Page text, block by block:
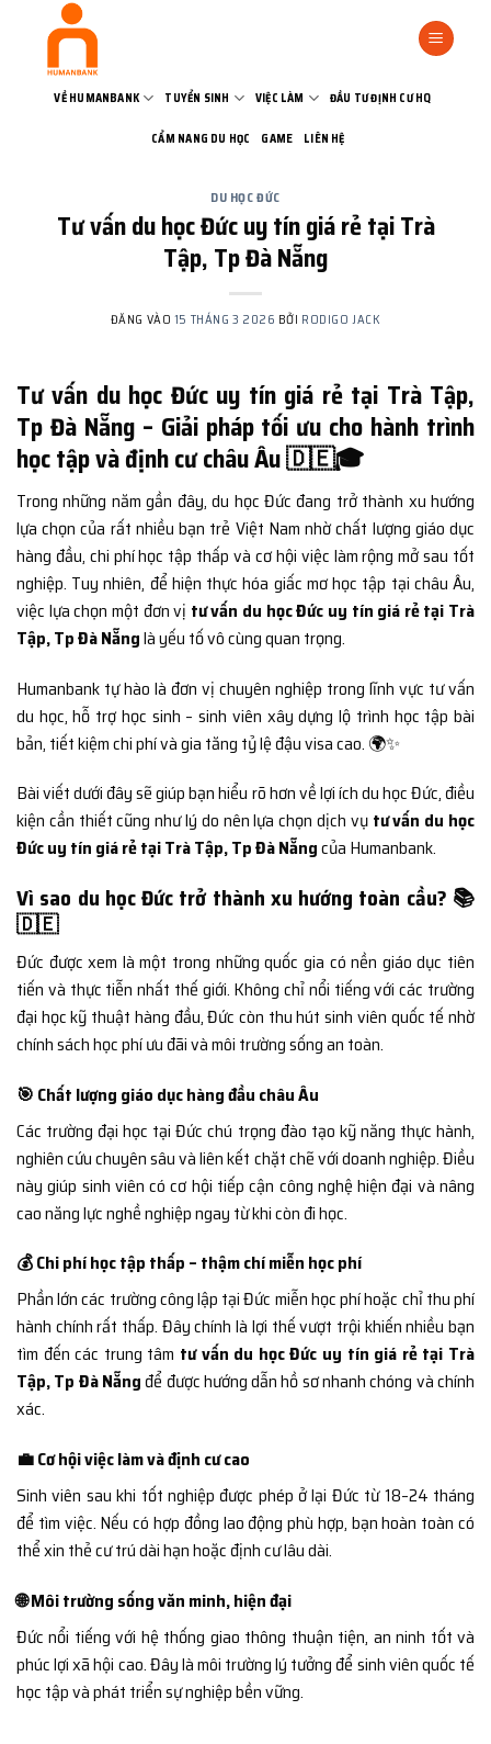
VỀ HUMANBANK TUYỂN SINH VIỆC LÀM ĐẦU TƯ ĐỊNH CƯ HQ
CẨM NANG DU HỌC GAME LIÊN HỆ
DU HỌC ĐỨC
Tư vấn du học Đức uy tín giá rẻ tại Trà
Tập, Tp Đà Nẵng
ĐĂNG VÀO 15 THÁNG 3 2026 BỞI RODIGO JACK
Tư vấn du học Đức uy tín giá rẻ tại Trà Tập,
Tp Đà Nẵng – Giải pháp tối ưu cho hành trình
học tập và định cư châu Âu 🇩🇪🎓
Trong những năm gần đây, du học Đức đang trở thành xu hướng
lựa chọn của rất nhiều bạn trẻ Việt Nam nhờ chất lượng giáo dục
hàng đầu, chi phí học tập thấp và cơ hội việc làm rộng mở sau tốt
nghiệp. Tuy nhiên, để hiện thực hóa giấc mơ học tập tại châu Âu,
việc lựa chọn một đơn vị tư vấn du học Đức uy tín giá rẻ tại Trà
Tập, Tp Đà Nẵnglà yếu tố vô cùng quan trọng.
Humanbank tự hào là đơn vị chuyên nghiệp trong lĩnh vực tư vấn
du học, hỗ trợ học sinh – sinh viên xây dựng lộ trình học tập bài
bản, tiết kiệm chi phí và gia tăng tỷ lệ đậu visa cao. 🌍✨
Bài viết dưới đây sẽ giúp bạn hiểu rõ hơn về lợi ích du học Đức, điều
kiện cần thiết cũng như lý do nên lựa chọn dịch vụ tư vấn du học
Đức uy tín giá rẻ tại Trà Tập, Tp Đà Nẵngcủa Humanbank.
Vì sao du học Đức trở thành xu hướng toàn cầu? 📚
🇩🇪
Đức được xem là một trong những quốc gia có nền giáo dục tiên
tiến và thực tiễn nhất thế giới. Không chỉ nổi tiếng với các trường
đại học kỹ thuật hàng đầu, Đức còn thu hút sinh viên quốc tế nhờ
chính sách học phí ưu đãi và môi trường sống an toàn.
🎯 Chất lượng giáo dục hàng đầu châu Âu
Các trường đại học tại Đức chú trọng đào tạo kỹ năng thực hành,
nghiên cứu chuyên sâu và liên kết chặt chẽ với doanh nghiệp. Điều
này giúp sinh viên có cơ hội tiếp cận công nghệ hiện đại và nâng
cao năng lực nghề nghiệp ngay từ khi còn đi học.
💰 Chi phí học tập thấp – thậm chí miễn học phí
Phần lớn các trường công lập tại Đức miễn học phí hoặc chỉ thu phí
hành chính rất thấp. Đây chính là lợi thế vượt trội khiến nhiều bạn
tìm đến các trung tâm tư vấn du học Đức uy tín giá rẻ tại Trà
Tập, Tp Đà Nẵngđể được hướng dẫn hồ sơ nhanh chóng và chính
xác.
💼 Cơ hội việc làm và định cư cao
Sinh viên sau khi tốt nghiệp được phép ở lại Đức từ 18–24 tháng
để tìm việc. Nếu có hợp đồng lao động phù hợp, bạn hoàn toàn có
thể xin thẻ cư trú dài hạn hoặc định cư lâu dài.
🌐 Môi trường sống văn minh, hiện đại
Đức nổi tiếng với hệ thống giao thông thuận tiện, an ninh tốt và
phúc lợi xã hội cao. Đây là môi trường lý tưởng để sinh viên quốc tế
học tập và phát triển sự nghiệp bền vững.